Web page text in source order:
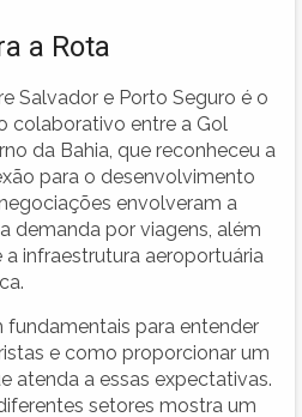
a Rota
Salvador e Porto Seguro é o
colaborativo entre a Gol
da Bahia, que reconheceu a
para o desenvolvimento
envolveram a
demanda por viagens, além
infraestrutura aeroportuária
fundamentais para entender
e como proporcionar um
atenda a essas expectativas.
setores mostra um